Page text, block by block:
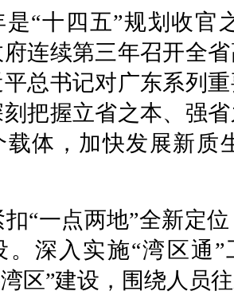
是“十四五”规划收
连续第三年召开全
总书记对广东系列
把握立省之本、强
载体，加快发展新质
扣“一点两地”全新定
。深入实施“湾区通
湾区”建设，围绕人员